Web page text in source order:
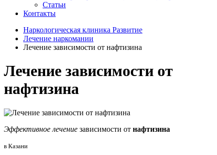
Статьи
Контакты
Наркологическая клиника Развитие
Лечение наркомании
Лечение зависимости от нафтизина
Лечение зависимости от
нафтизина
Эффективное лечение зависимости от нафтизина
в Казани